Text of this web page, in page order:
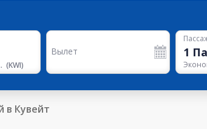
Кувейт (KWI)
Вылет 1
в Кувейт